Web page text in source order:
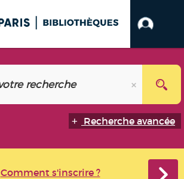
Recherche avancée
Comment s'inscrire ?